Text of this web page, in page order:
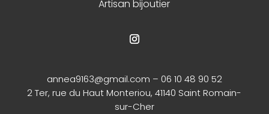
Artisan bijoutier
annea9163@gmail.com – 06 10 48 90 52
2 Ter, rue du Haut Monteriou, 41140 Saint Romain-
sur-Cher